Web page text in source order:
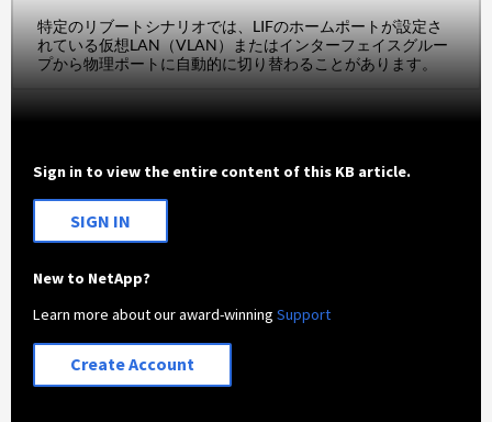
特定のリブートシナリオでは、LIFのホームポートが設定さ
れている仮想LAN（VLAN）またはインターフェイスグルー
プから物理ポートに自動的に切り替わることがあります。
Sign in to view the entire content of this KB article.
SIGN IN
New to NetApp?
Learn more about our award-winningSupport
Create Account